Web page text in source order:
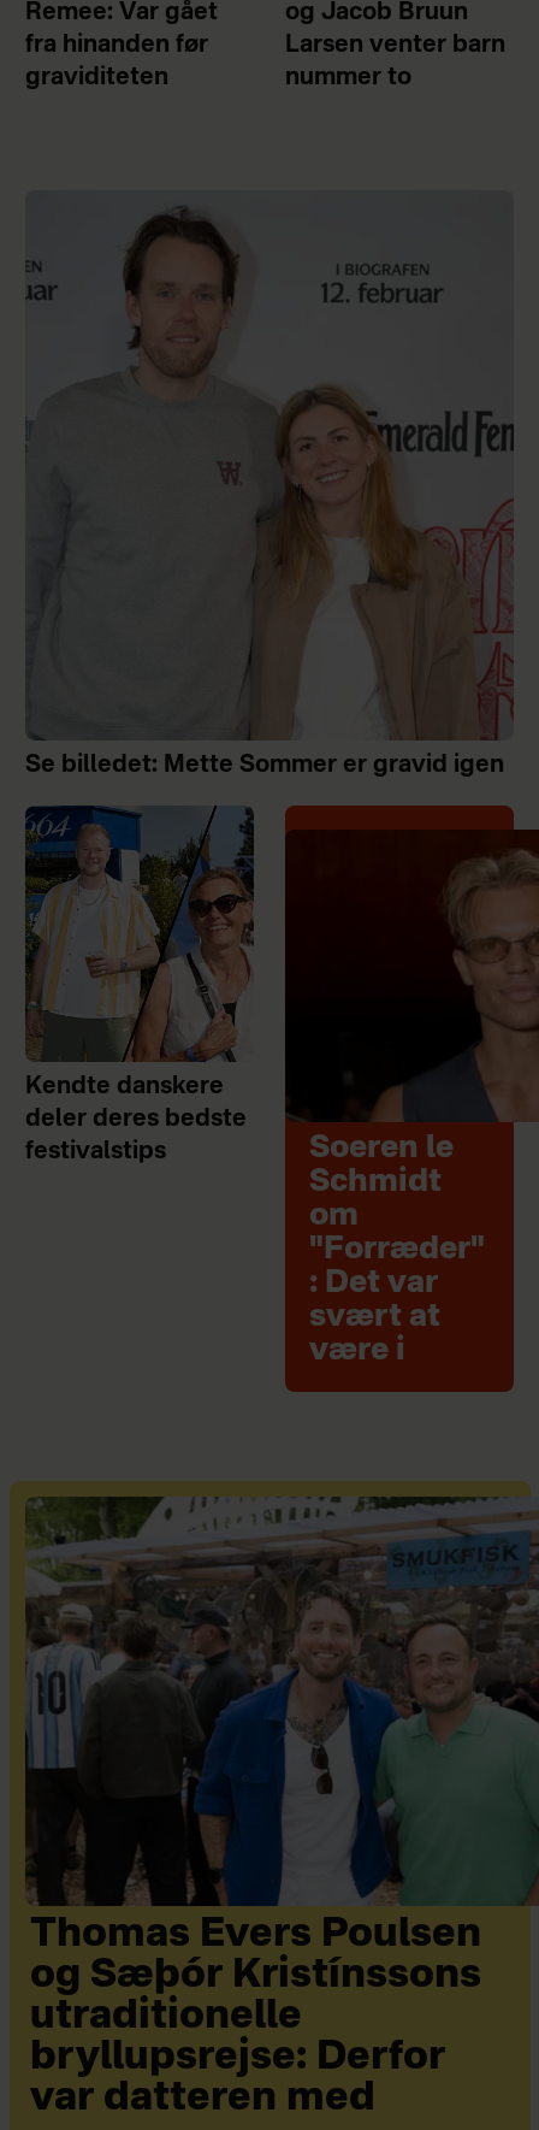
Remee: Var gået
fra hinanden før
graviditeten
og Jacob Bruun
Larsen venter barn
nummer to
Se billedet: Mette Sommer er gravid igen
Kendte danskere
deler deres bedste
festivalstips
Soeren le
Schmidt
om
"Forræder"
: Det var
svært at
være i
Thomas Evers Poulsen
og Sæþór Kristínssons
utraditionelle
bryllupsrejse: Derfor
var datteren med